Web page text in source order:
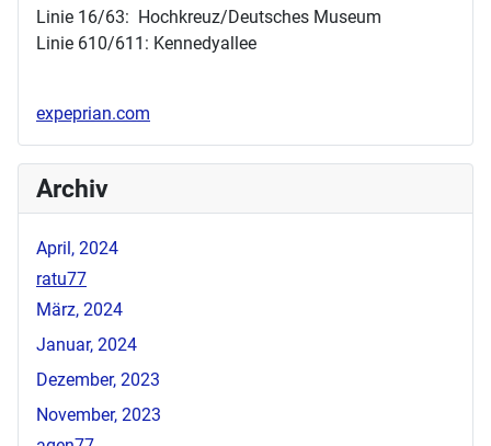
Linie 16/63: Hochkreuz/Deutsches Museum
Linie 610/611: Kennedyallee
expeprian.com
Archiv
April, 2024
ratu77
März, 2024
Januar, 2024
Dezember, 2023
November, 2023